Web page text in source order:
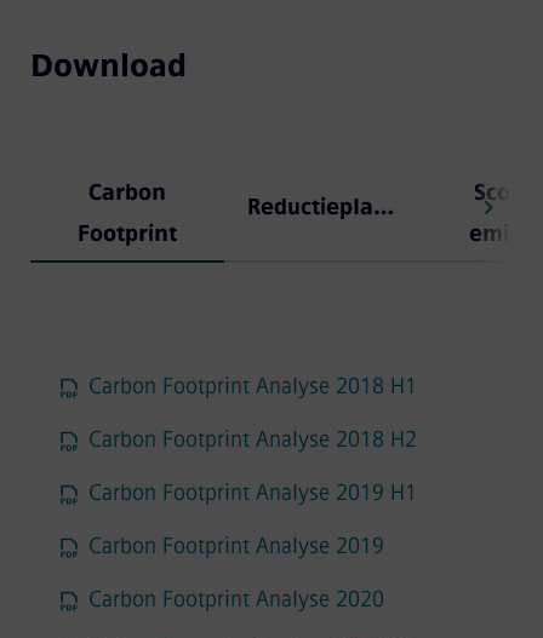
Download
Carbon
Footprint
Reductieplannen
Scope
Carbon Footprint Analyse 2018 H1
Carbon Footprint Analyse 2018 H2
Carbon Footprint Analyse 2019 H1
Carbon Footprint Analyse 2019
Carbon Footprint Analyse 2020